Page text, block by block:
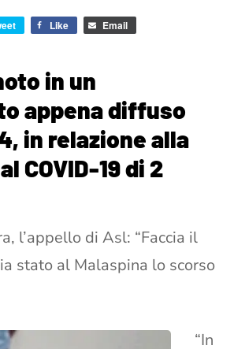
Like Email
in un
appena diffuso
in relazione alla
COVID-19 di 2
l’appello di Asl: “Faccia il
stato al Malaspina lo scorso
“In